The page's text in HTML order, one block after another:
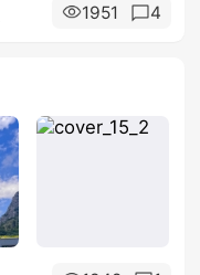
1951 4